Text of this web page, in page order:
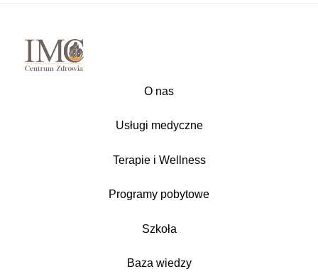
O nas
Usługi medyczne
Terapie i Wellness
Programy pobytowe
Szkoła
Baza wiedzy